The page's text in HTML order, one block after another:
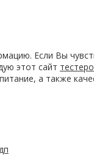
Если Вы
этот сайт
а также